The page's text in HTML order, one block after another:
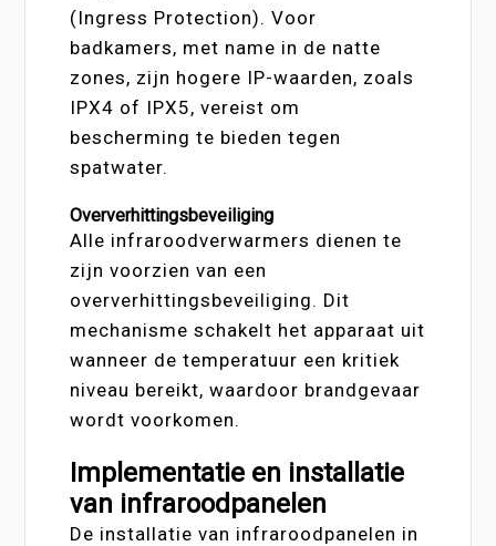
(Ingress Protection). Voor
badkamers, met name in de natte
zones, zijn hogere IP-waarden, zoals
IPX4 of IPX5, vereist om
bescherming te bieden tegen
spatwater.
Oververhittingsbeveiliging
Alle infraroodverwarmers dienen te
zijn voorzien van een
oververhittingsbeveiliging. Dit
mechanisme schakelt het apparaat uit
wanneer de temperatuur een kritiek
niveau bereikt, waardoor brandgevaar
wordt voorkomen.
Implementatie en installatie
van infraroodpanelen
De installatie van infraroodpanelen in